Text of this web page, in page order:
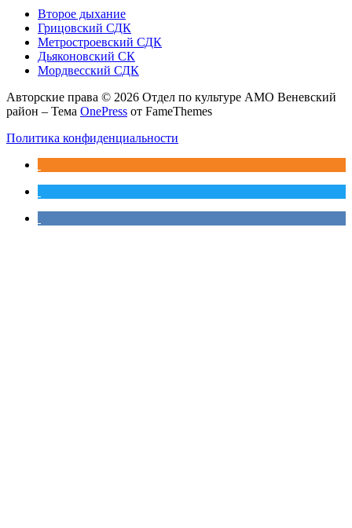
Второе дыхание
Грицовский СДК
Метростроевский СДК
Дьяконовский СК
Мордвесский СДК
Авторские права © 2026 Отдел по культуре АМО Веневский
район – Тема OnePress от FameThemes
Политика конфиденциальности